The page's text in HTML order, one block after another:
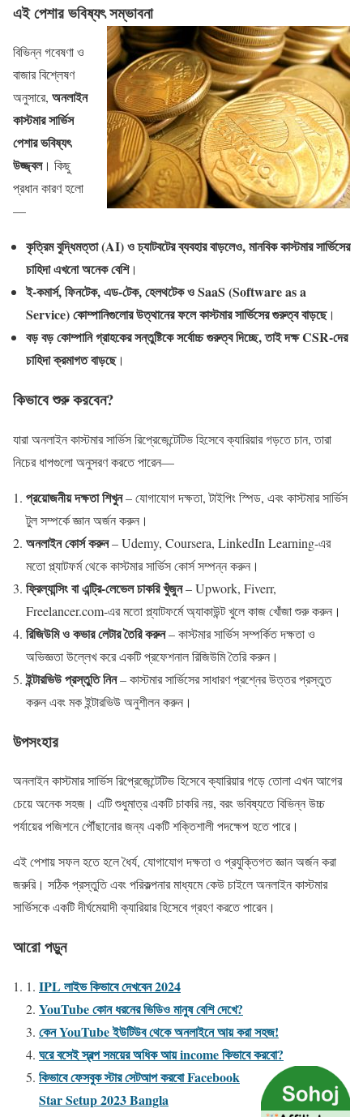
এই পেশার ভবিষ্যৎ সম্ভাবনা
বিভিন্ন গবেষণা ও
বাজার বিশ্লেষণ
অনুসারে, অনলাইন
কাস্টমার সার্ভিস
পেশার ভবিষ্যৎ
উজ্জ্বল। কিছু
প্রধান কারণ হলো
—
কৃত্রিম বুদ্ধিমত্তা (AI) ও চ্যাটবটের ব্যবহার বাড়লেও, মানবিক কাস্টমার সার্ভিসের
চাহিদা এখনো অনেক বেশি।
ই-কমার্স, ফিনটেক, এড-টেক, হেলথটেক ও SaaS (Software as a
Service) কোম্পানিগুলোর উত্থানের ফলে কাস্টমার সার্ভিসের গুরুত্ব বাড়ছে।
বড় বড় কোম্পানি গ্রাহকের সন্তুষ্টিকে সর্বোচ্চ গুরুত্ব দিচ্ছে, তাই দক্ষ CSR-দের
চাহিদা ক্রমাগত বাড়ছে।
কিভাবে শুরু করবেন?
যারা অনলাইন কাস্টমার সার্ভিস রিপ্রেজেন্টেটিভ হিসেবে ক্যারিয়ার গড়তে চান, তারা
নিচের ধাপগুলো অনুসরণ করতে পারেন—
প্রয়োজনীয় দক্ষতা শিখুন– যোগাযোগ দক্ষতা, টাইপিং স্পিড, এবং কাস্টমার সার্ভিস
টুল সম্পর্কে জ্ঞান অর্জন করুন।
অনলাইন কোর্স করুন– Udemy, Coursera, LinkedIn Learning-এর
মতো প্ল্যাটফর্ম থেকে কাস্টমার সার্ভিস কোর্স সম্পন্ন করুন।
ফ্রিল্যান্সিং বা এন্ট্রি-লেভেল চাকরি খুঁজুন– Upwork, Fiverr,
Freelancer.com-এর মতো প্ল্যাটফর্মে অ্যাকাউন্ট খুলে কাজ খোঁজা শুরু করুন।
রিজিউমি ও কভার লেটার তৈরি করুন– কাস্টমার সার্ভিস সম্পর্কিত দক্ষতা ও
অভিজ্ঞতা উল্লেখ করে একটি প্রফেশনাল রিজিউমি তৈরি করুন।
ইন্টারভিউ প্রস্তুতি নিন– কাস্টমার সার্ভিসের সাধারণ প্রশ্নের উত্তর প্রস্তুত
করুন এবং মক ইন্টারভিউ অনুশীলন করুন।
উপসংহার
অনলাইন কাস্টমার সার্ভিস রিপ্রেজেন্টেটিভ হিসেবে ক্যারিয়ার গড়ে তোলা এখন আগের
চেয়ে অনেক সহজ। এটি শুধুমাত্র একটি চাকরি নয়, বরং ভবিষ্যতে বিভিন্ন উচ্চ
পর্যায়ের পজিশনে পৌঁছানোর জন্য একটি শক্তিশালী পদক্ষেপ হতে পারে।
এই পেশায় সফল হতে হলে ধৈর্য, যোগাযোগ দক্ষতা ও প্রযুক্তিগত জ্ঞান অর্জন করা
জরুরি। সঠিক প্রস্তুতি এবং পরিকল্পনার মাধ্যমে কেউ চাইলে অনলাইন কাস্টমার
সার্ভিসকে একটি দীর্ঘমেয়াদী ক্যারিয়ার হিসেবে গ্রহণ করতে পারেন।
আরো পড়ুন
IPL লাইভ কিভাবে দেখবেন 2024
YouTube কোন ধরনের ভিডিও মানুষ বেশি দেখে?
কেন YouTube ইউটিউব থেকে অনলাইনে আয় করা সহজ!
ঘরে বসেই স্বল্প সময়ের অধিক আয় income কিভাবে করবো?
কিভাবে ফেসবুক স্টার সেটআপ করবো Facebook
Star Setup 2023 Bangla